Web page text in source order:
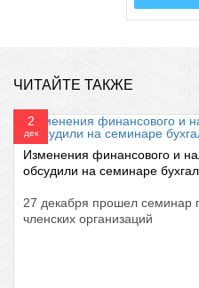
ЧИТАЙТЕ ТАКЖЕ
2
дек
Изменения финансового и
обсудили на семинаре
27 декабря прошел семинар
членских организаций